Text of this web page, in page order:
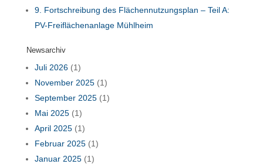
9. Fortschreibung des Flächennutzungsplan – Teil A:
PV-Freiflächenanlage Mühlheim
Newsarchiv
Juli 2026(1)
November 2025(1)
September 2025(1)
Mai 2025(1)
April 2025(1)
Februar 2025(1)
Januar 2025(1)